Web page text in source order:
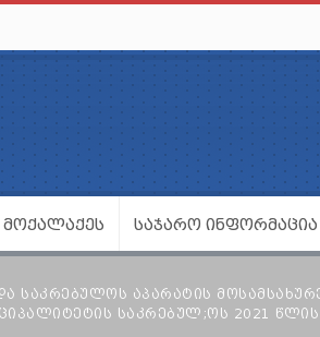
ᲛᲝᲥᲐᲚᲐᲥᲔᲡ ᲡᲐᲯᲐᲠᲝ ᲘᲜᲤᲝᲠᲛᲐᲪᲘᲐ
ᲐᲞᲐᲠᲐᲢᲘᲡ
ᲡᲐᲙᲠᲔᲑᲣᲚ;ᲝᲡ 2021